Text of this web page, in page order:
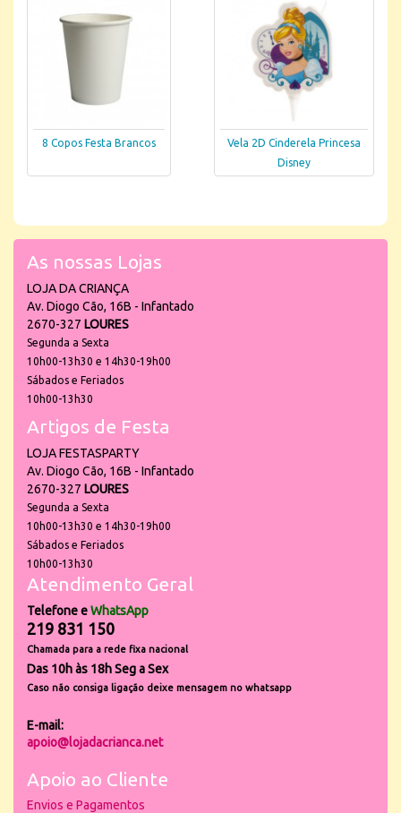
8 Copos Festa Brancos
Vela 2D Cinderela Princesa
Disney
As nossas Lojas
LOJA DA CRIANÇA
Av. Diogo Cão, 16B - Infantado
2670-327 LOURES
Segunda a Sexta
10h00-13h30 e 14h30-19h00
Sábados e Feriados
10h00-13h30
Artigos de Festa
LOJA FESTASPARTY
Av. Diogo Cão, 16B - Infantado
2670-327 LOURES
Segunda a Sexta
10h00-13h30 e 14h30-19h00
Sábados e Feriados
10h00-13h30
Atendimento Geral
Telefone eWhatsApp
219 831 150
Chamada para a rede fixa nacional
Das 10h às 18h Seg a Sex
Caso não consiga ligação deixe mensagem no whatsapp
E-mail:
apoio@lojadacrianca.net
Apoio ao Cliente
Envios e Pagamentos